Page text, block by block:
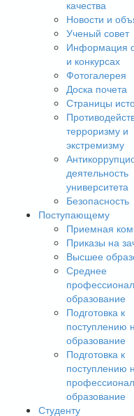
качества
Новости и
Ученый совет
Информация
и конкурсах
Фотогалерея
Доска почета
Страницы
терроризму и
экстремизму
деятельность
университета
Безопасность
Поступающему
Приемная
Приказы на
Высшее
Среднее
образование
Подготовка к
поступлению
образование
Подготовка к
поступлению
образование
Студенту